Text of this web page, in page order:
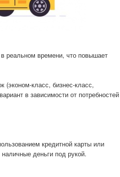
реальном времени, что повышает
(эконом-класс, бизнес-класс,
в зависимости от потребностей
кредитной карты или
деньги под рукой.